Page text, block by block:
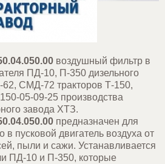
воздушный фильтр в
ПД-10, П-350 дизельного
СМД-72 тракторов Т-150,
05-09-25 производства
завода ХТЗ.
предназначен для
в пусковой двигатель воздуха от
пыли и сажи. Устанавливается
ПД-10 и П-350, которые